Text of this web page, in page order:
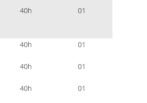
40h 01
40h 01
40h 01
40h 01